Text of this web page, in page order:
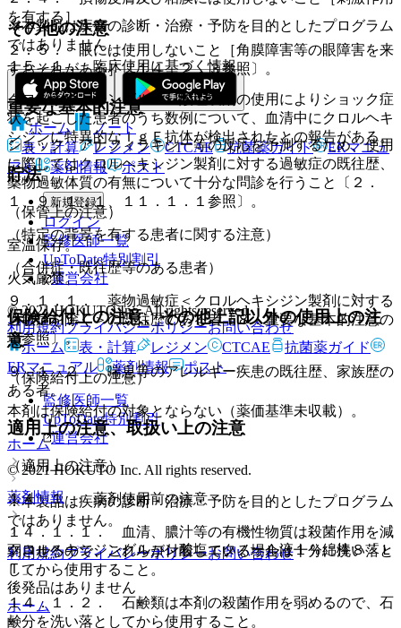
その他の注意
１５．１． 臨床使用に基づく情報
クロルヘキシジングルコン酸塩製剤の使用によりショック症
状を起こした患者のうち数例について、血清中にクロルヘキ
シジンに特異的なＩｇＥ抗体が検出されたとの報告がある。
貯法
（保管上の注意）
室温保存。
火気厳禁。
保険給付上の注意、その他上記以外の使用上の注
意
（保険給付上の注意）
本剤は保険給付の対象とならない（薬価基準未収載）。
ホーム
薬剤情報
クロルヘキシジングルコン酸塩エタノール液１％綿棒８「Ｌ
Ｔ」
後発品はありません
ホーム
を有する］。
２．５． 眼には使用しないこと［角膜障害等の眼障害を来
すおそれがある］〔１４．２．３参照〕。
重要な基本的注意
ショック、アナフィラキシー等の反応を予測するため、使用
に際してはクロルヘキシジン製剤に対する過敏症の既往歴、
薬物過敏体質の有無について十分な問診を行うこと〔２．
１、９．１．１、１１．１．１参照〕。
（特定の背景を有する患者に関する注意）
（合併症・既往歴等のある患者）
９．１．１． 薬物過敏症＜クロルヘキシジン製剤に対する
過敏症を除く＞の既往歴のある者〔８．重要な基本的注意の
項参照〕。
９．１．２． 喘息等のアレルギー疾患の既往歴、家族歴の
ある者。
適用上の注意、取扱い上の注意
（適用上の注意）
１４．１． 薬剤使用前の注意
１４．１．１． 血清、膿汁等の有機性物質は殺菌作用を減
弱させるので、これらが付着している場合は十分に洗い落と
してから使用すること。
１４．１．２． 石鹸類は本剤の殺菌作用を弱めるので、石
鹸分を洗い落としてから使用すること。
※本製品は疾病の診断・治療・予防を目的としたプログラム
ではありません。
ホーム
ノート
表・計算
レジメン CTCAE 抗菌薬ガイド
ERマニュ
アル
薬剤情報 ポスト
新規登録
ログイン
監修医師一覧
UpToDate特別割引
運営会社
© 2021 HOKUTO Inc. All rights reserved.
利用規約プライバシーポリシーお問い合わせ
ホーム
表・計算 レジメン CTCAE
抗菌薬ガイド
ERマニュアル
薬剤情報 ポスト
監修医師一覧
UpToDate特別割引
運営会社
© 2021 HOKUTO Inc. All rights reserved.
※本製品は疾病の診断・治療・予防を目的としたプログラム
ではありません。
利用規約プライバシーポリシーお問い合わせ